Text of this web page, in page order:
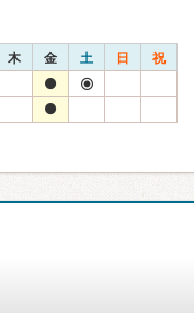
木 金 土 日 祝